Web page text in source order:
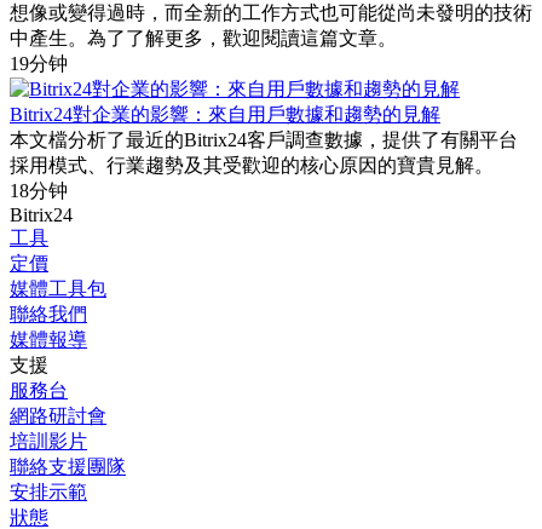
想像或變得過時，而全新的工作方式也可能從尚未發明的技術
中產生。為了了解更多，歡迎閱讀這篇文章。
19分钟
Bitrix24對企業的影響：來自用戶數據和趨勢的見解
本文檔分析了最近的Bitrix24客戶調查數據，提供了有關平台
採用模式、行業趨勢及其受歡迎的核心原因的寶貴見解。
18分钟
Bitrix24
工具
定價
媒體工具包
聯絡我們
媒體報導
支援
服務台
網路研討會
培訓影片
聯絡支援團隊
安排示範
狀態